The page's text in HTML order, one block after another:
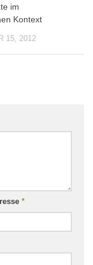
im
Kontext
15, 2012
*